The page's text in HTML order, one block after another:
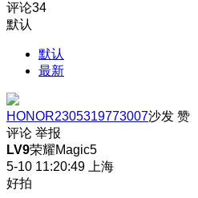
评论34
默认
默认
最新
HONOR2305319773007沙发 赞
评论 举报
LV9荣耀Magic5
5-10 11:20:49
上海
好拍